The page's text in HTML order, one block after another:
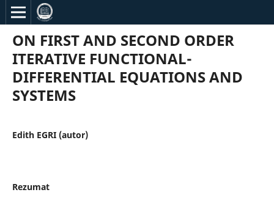
ON FIRST AND SECOND ORDER
ITERATIVE FUNCTIONAL-
DIFFERENTIAL EQUATIONS AND
SYSTEMS
Edith EGRI (autor)
Rezumat